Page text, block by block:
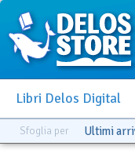
Libri Delos Digital
Sfoglia per Ultimi